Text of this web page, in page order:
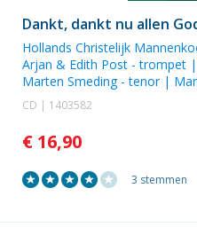
Dankt, dankt nu allen
Hollands Christelijk
Arjan & Edith Post - trompet |
Marten Smeding- tenor |
CD | 1403582
€ 16,90
3 stemmen